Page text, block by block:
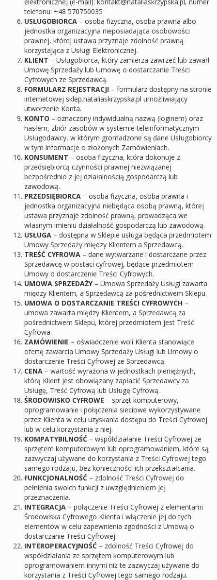
telefonu: +48 570750035
USŁUGOBIORCA – osoba fizyczna, osoba prawna albo
jednostka organizacyjna nieposiadająca osobowości
prawnej, której ustawa przyznaje zdolność prawną
korzystająca z Usługi Elektronicznej.
KLIENT – Usługobiorca, który zamierza zawrzeć lub zawarł
Umowę Sprzedaży lub Umowę o dostarczanie Treści
Cyfrowych ze Sprzedawcą.
FORMULARZ REJESTRACJI – formularz dostępny na stronie
internetowej sklep.nataliaskrzypska.pl umożliwiający
utworzenie Konta.
KONTO – oznaczony indywidualną nazwą (loginem) oraz
hasłem, zbiór zasobów w systemie teleinformatycznym
Usługodawcy, w którym gromadzone są dane Usługobiorcy
w tym informacje o złożonych Zamówieniach.
KONSUMENT – osoba fizyczna, która dokonuje z
przedsiębiorcą czynności prawnej niezwiązanej
bezpośrednio z jej działalnością gospodarczą lub
zawodową.
PRZEDSIĘBIORCA – osoba fizyczna, osoba prawna i
jednostka organizacyjna niebędąca osobą prawną, której
ustawa przyznaje zdolność prawną, prowadząca we
własnym imieniu działalność gospodarczą lub zawodową.
USŁUGA – dostępna w Sklepie usługa będąca przedmiotem
Umowy Sprzedaży między Klientem a Sprzedawcą.
TREŚĆ CYFROWA – dane wytwarzane i dostarczane przez
Sprzedawcę w postaci cyfrowej, będące przedmiotem
Umowy o dostarczenie Treści Cyfrowych.
UMOWA SPRZEDAŻY– Umowa Sprzedaży Usługi zawarta
między Klientem, a Sprzedawcą za pośrednictwem Sklepu.
UMOWA O DOSTARCZANIE TREŚCI CYFROWYCH –
umowa zawarta między Klientem, a Sprzedawcą za
pośrednictwem Sklepu, której przedmiotem jest Treść
Cyfrowa.
ZAMÓWIENIE – oświadczenie woli Klienta stanowiące
ofertę zawarcia Umowy Sprzedaży Usługi lub Umowy o
dostarczenie Treści Cyfrowej ze Sprzedawcą.
CENA – wartość wyrażona w jednostkach pieniężnych,
którą Klient jest obowiązany zapłacić Sprzedawcy za
Usługę, Treść Cyfrową lub Usługę Cyfrową.
ŚRODOWISKO CYFROWE – sprzęt komputerowy,
oprogramowanie i połączenia sieciowe wykorzystywane
przez Klienta w celu uzyskania dostępu do Treści Cyfrowej
lub w celu korzystania z niej.
KOMPATYBILNOŚĆ – współdziałanie Treści Cyfrowej ze
sprzętem komputerowym lub oprogramowaniem, które są
zazwyczaj używane do korzystania z Treści Cyfrowej tego
samego rodzaju, bez konieczności ich przekształcania.
FUNKCJONALNOŚĆ – zdolność Treści Cyfrowej do
pełnienia swoich funkcji z uwzględnieniem jej
przeznaczenia.
INTEGRACJA – połączenie Treści Cyfrowej z elementami
Środowiska Cyfrowego Klienta i włączenie jej do tych
elementów w celu zapewnienia zgodności z Umową o
dostarczanie Treści Cyfrowej.
INTEROPERACYJNOŚĆ – zdolność Treści Cyfrowej do
współdziałania ze sprzętem komputerowym lub
oprogramowaniem innymi niż te zazwyczaj używane do
korzystania z Treści Cyfrowej tego samego rodzaju.